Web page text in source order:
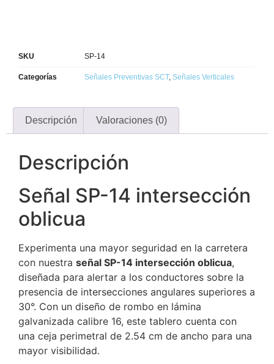
SKU SP-14
Categorías Señales Preventivas SCT, Señales Verticales
Descripción Valoraciones (0)
Descripción
Señal SP-14 intersección
oblicua
Experimenta una mayor seguridad en la carretera
con nuestra señal SP-14 intersección oblicua,
diseñada para alertar a los conductores sobre la
presencia de intersecciones angulares superiores a
30°. Con un diseño de rombo en lámina
galvanizada calibre 16, este tablero cuenta con
una ceja perimetral de 2.54 cm de ancho para una
mayor visibilidad.